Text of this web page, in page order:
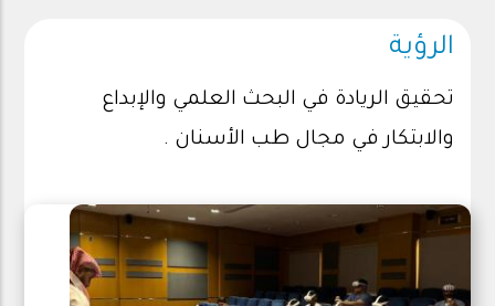
الرؤية
تحقيق الريادة في البحث العلمي والإبداع
والابتكار في مجال طب الأسنان .